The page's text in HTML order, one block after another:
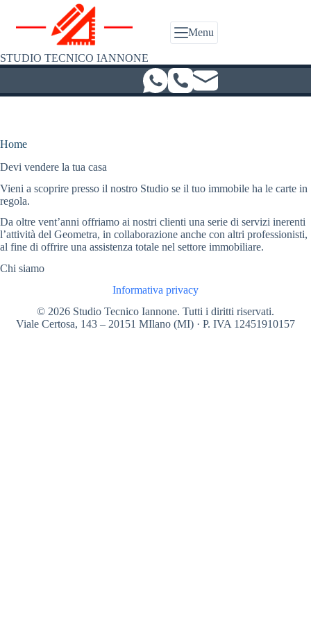
contenuto
STUDIO TECNICO IANNONE
Menu
Home
Devi vendere la tua casa
Vieni a scoprire presso il nostro Studio se il tuo immobile ha le carte in
regola.
Da oltre vent’anni offriamo ai nostri clienti una serie di servizi inerenti
l’attività del Geometra, in collaborazione anche con altri professionisti,
al fine di offrire una assistenza totale nel settore immobiliare.
Chi siamo
Informativa privacy
© 2026 Studio Tecnico Iannone. Tutti i diritti riservati.
Viale Certosa, 143 – 20151 MIlano (MI) · P. IVA 12451910157